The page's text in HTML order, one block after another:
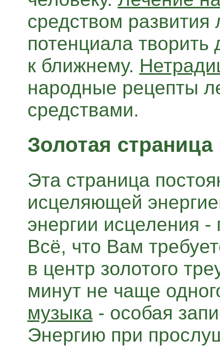
средством развития
потенциала
к ближнему.
народные рецепты
средствами.
Золотая
Эта страница
исцеляющей
энергии исцеления -
Всё, что Вам
в центр золотого
минут не чаще
музыка- особая
Энергию при